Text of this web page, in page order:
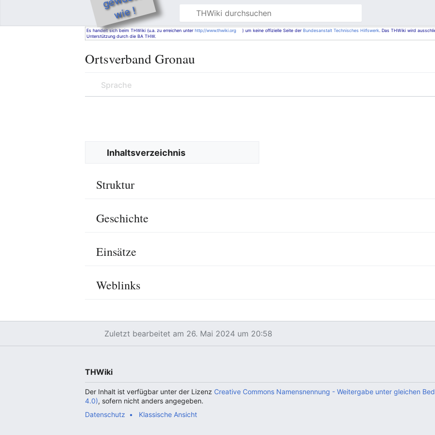
Hauptmenü öffnen THWiki
e !
Es handelt sich beim THWiki (u.a. zu erreichen unterhttp://www.thwiki.org ) um keine offizielle Seite derBundesanstalt Technisches Hilfswerk . Das THWiki wird
Unterstützung durch die BA THW.
Ortsverband Gronau
Sprache
Inhaltsverzeichnis
Struktur
Geschichte
Einsätze
Weblinks
Zuletzt bearbeitet am 26. Mai 2024 um 20:58
THWiki
Der Inhalt ist verfügbar unter der Lizenz Creative Commons Namensnennung - Weitergabe unter gleichen
4.0), sofern nicht anders angegeben.
Datenschutz
Klassische Ansicht